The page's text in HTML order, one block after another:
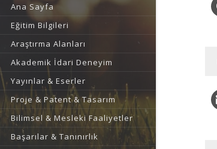
Ana Sayfa
Eğitim Bilgileri
Araştırma Alanları
Akademik İdari Deneyim
Yayınlar & Eserler
Proje & Patent & Tasarım
Bilimsel & Mesleki Faaliyetler
Başarılar & Tanınırlık